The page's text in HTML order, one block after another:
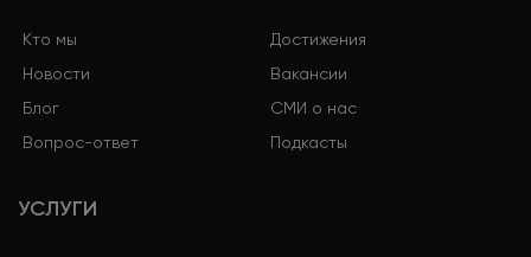
Кто мы
Достижения
Новости
Вакансии
Блог
СМИ о нас
Вопрос-ответ
Подкасты
УСЛУГИ